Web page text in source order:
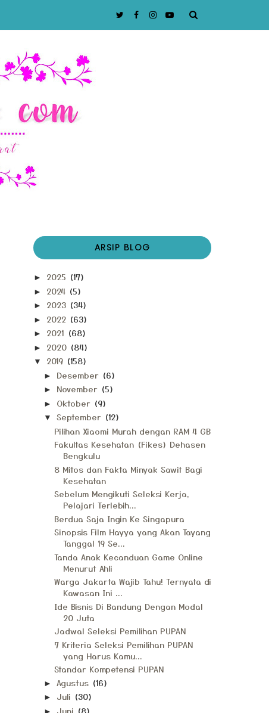
ARSIP BLOG
► 2025 (17)
► 2024 (5)
► 2023 (34)
► 2022 (63)
► 2021 (68)
► 2020 (84)
▼ 2019 (158)
► Desember (6)
► November (5)
► Oktober (9)
▼ September (12)
Pilihan Xiaomi Murah dengan RAM 4 GB
Fakultas Kesehatan (Fikes) Dehasen
Bengkulu
8 Mitos dan Fakta Minyak Sawit Bagi
Kesehatan
Sebelum Mengikuti Seleksi Kerja,
Pelajari Terlebih...
Berdua Saja Ingin Ke Singapura
Sinopsis Film Hayya yang Akan Tayang
Tanggal 19 Se...
Tanda Anak Kecanduan Game Online
Menurut Ahli
Warga Jakarta Wajib Tahu! Ternyata di
Kawasan Ini ...
Ide Bisnis Di Bandung Dengan Modal
20 Juta
Jadwal Seleksi Pemilihan PUPAN
7 Kriteria Seleksi Pemilihan PUPAN
yang Harus Kamu...
Standar Kompetensi PUPAN
► Agustus (16)
► Juli (30)
► Juni (8)